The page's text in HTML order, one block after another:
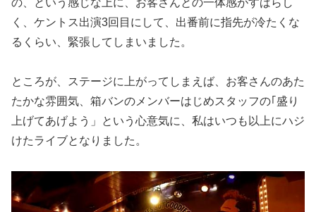
く、ケントス出演3回目にして、出番前に指先が冷たくな
るくらい、緊張してしまいました。
ところが、ステージに上がってしまえば、お客さんのあた
たかな雰囲気、箱バンのメンバーはじめスタッフの｢盛り
上げてあげよう」という心意気に、私はいつも以上にハジ
けたライブとなりました。